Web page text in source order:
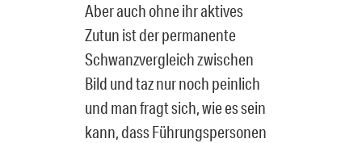
Aber auch ohne ihr aktives
Zutun ist der permanente
Schwanzvergleich zwischen
Bild und taz nur noch peinlich
und man fragt sich, wie es sein
kann, dass Führungspersonen